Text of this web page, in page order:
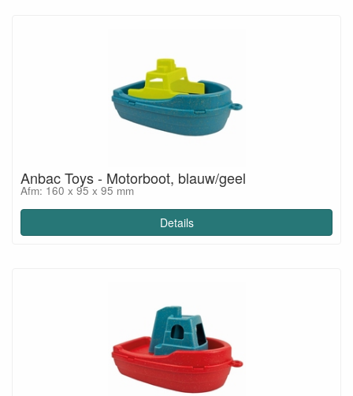
Anbac Toys - Motorboot, blauw/geel
Afm: 160 x 95 x 95 mm
Details